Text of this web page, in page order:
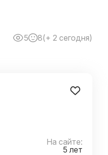
5 8(+ 2 сегодня)
На сайте:
5 лет